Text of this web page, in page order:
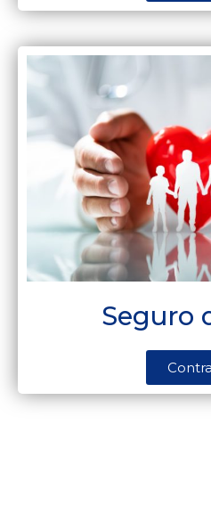
Seguro